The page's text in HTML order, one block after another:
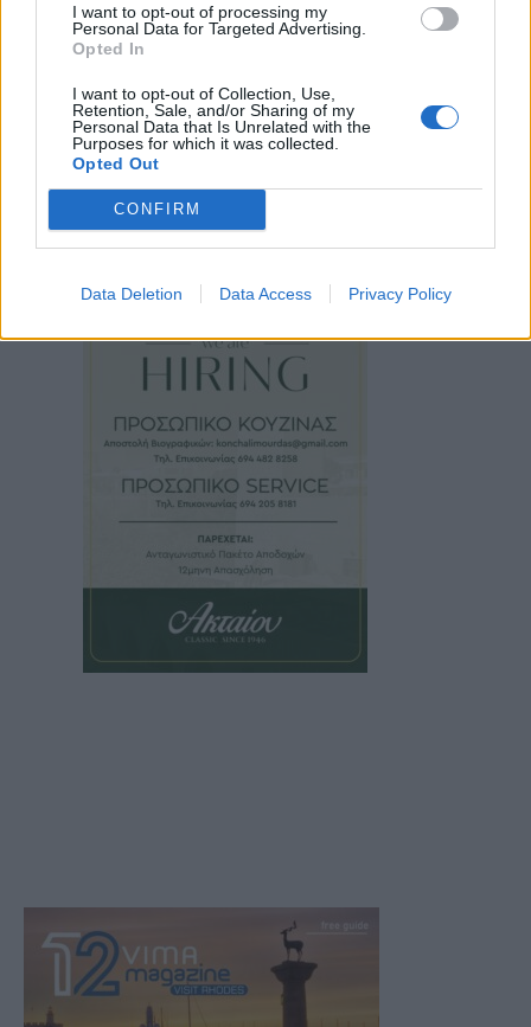
I want to opt-out of processing my
Personal Data for Targeted Advertising.
Opted In
I want to opt-out of Collection, Use,
Retention, Sale, and/or Sharing of my
Personal Data that Is Unrelated with the
Purposes for which it was collected.
Opted Out
CONFIRM
Data Deletion Data Access Privacy Policy